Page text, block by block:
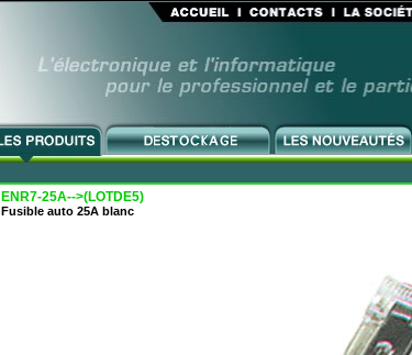
ENR7-25A-->(LOTDE5)
Fusible auto 25A blanc